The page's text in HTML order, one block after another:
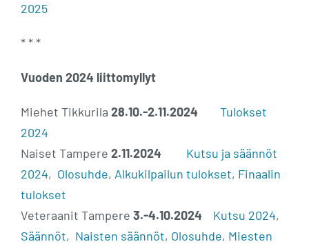
2025
* * *
Vuoden 2024 liittomyllyt
Miehet Tikkurila 28.10.-2.11.2024 Tulokset
2024
Naiset Tampere 2.11.2024
Kutsu ja säännöt
2024, Olosuhde, Alkukilpailun tulokset, Finaalin
tulokset
Veteraanit Tampere 3.-4.10.2024 Kutsu 2024,
Säännöt, Naisten säännöt, Olosuhde, Miesten